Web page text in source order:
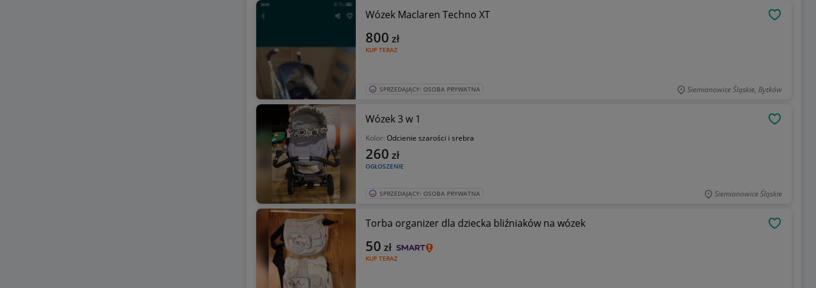
Wózek Maclaren Techno XT
KUP TERAZ
800 zł
SPRZEDAJĄCY: OSOBA PRYWATNA Siemianowice Śląskie, Bytków
Wózek 3 w 1
Kolor: Odcienie szarości i srebra
OGŁOSZENIE
260 zł
SPRZEDAJĄCY: OSOBA PRYWATNA Siemianowice Śląskie
Torba organizer dla dziecka bliźniaków na wózek
KUP TERAZ
50 zł